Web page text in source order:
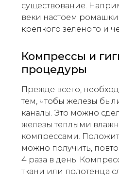
существование.
веки настоем
крепкого зеленого и
Компрессы и
процедуры
Прежде всего,
тем, чтобы железы
каналы. Это можно
железы теплыми
компрессами.
можно получить,
4 раза в день.
ткани или полотенца